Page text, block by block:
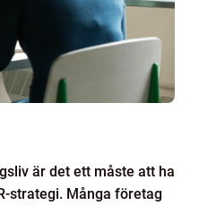
är det ett måste att ha
strategi. Många företag